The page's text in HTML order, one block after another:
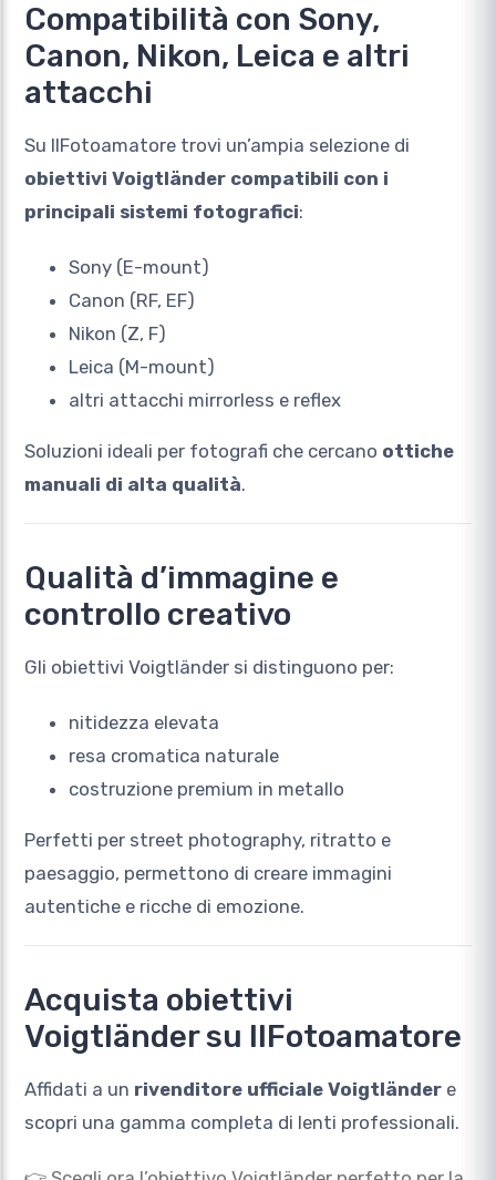
Compatibilità con Sony,
Canon, Nikon, Leica e altri
attacchi
Su IlFotoamatore trovi un’ampia selezione di
obiettivi Voigtländer compatibili con i
principali sistemi fotografici:
Sony (E-mount)
Canon (RF, EF)
Nikon (Z, F)
Leica (M-mount)
altri attacchi mirrorless e reflex
Soluzioni ideali per fotografi che cercano ottiche
manuali di alta qualità.
Qualità d’immagine e
controllo creativo
Gli obiettivi Voigtländer si distinguono per:
nitidezza elevata
resa cromatica naturale
costruzione premium in metallo
Perfetti per street photography, ritratto e
paesaggio, permettono di creare immagini
autentiche e ricche di emozione.
Acquista obiettivi
Voigtländer su IlFotoamatore
Affidati a un rivenditore ufficiale Voigtländer e
scopri una gamma completa di lenti professionali.